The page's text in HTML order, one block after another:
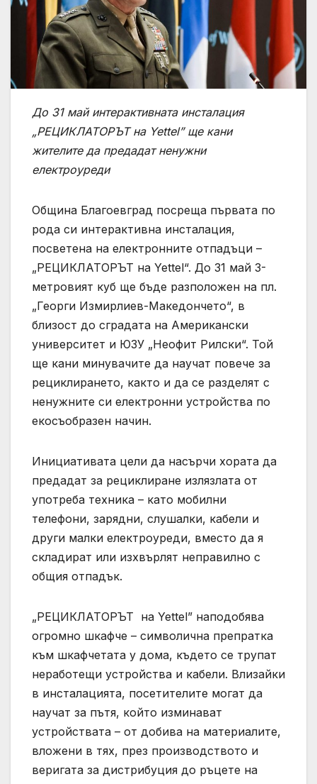
До 31 май интерактивната инсталация
„РЕЦИКЛАТОРЪТ на Yettel” ще кани
жителите да предадат ненужни
електроуреди
Община Благоевград посреща първата по
рода си интерактивна инсталация,
посветена на електронните отпадъци –
„РЕЦИКЛАТОРЪТ на Yettel“. До 31 май 3-
метровият куб ще бъде разположен на пл.
„Георги Измирлиев-Македончето“, в
близост до сградата на Американски
университет и ЮЗУ „Неофит Рилски“. Той
ще кани минувачите да научат повече за
рециклирането, както и да се разделят с
ненужните си електронни устройства по
екосъобразен начин.
Инициативата цели да насърчи хората да
предадат за рециклиране излязлата от
употреба техника – като мобилни
телефони, зарядни, слушалки, кабели и
други малки електроуреди, вместо да я
складират или изхвърлят неправилно с
общия отпадък.
„РЕЦИКЛАТОРЪТ на Yettel” наподобява
огромно шкафче – символична препратка
към шкафчетата у дома, където се трупат
неработещи устройства и кабели. Влизайки
в инсталацията, посетителите могат да
научат за пътя, който изминават
устройствата – от добива на материалите,
вложени в тях, през производството и
веригата за дистрибуция до ръцете на